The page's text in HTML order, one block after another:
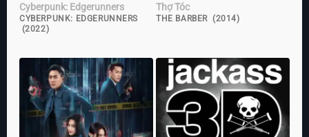
Cyberpunk: Edgerunners
CYBERPUNK: EDGERUNNERS
(2022)
Thợ Tóc
THE BARBER (2014)